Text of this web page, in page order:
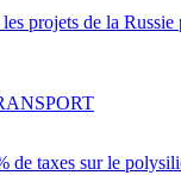
projets de la
de taxes sur le